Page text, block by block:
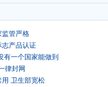
监管严格
志产品认证
有一个国家能做到
律封网
卫生部宽松